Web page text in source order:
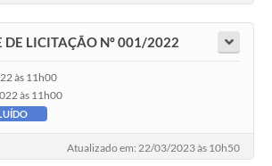
DE LICITAÇÃO Nº 001/2022
às 11h00
às 11h00
Atualizado em: 22/03/2023 às 10h50